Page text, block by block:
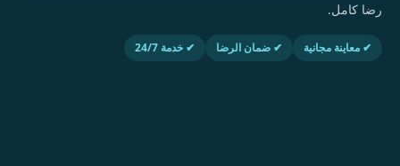
رضا كامل.
✔ معاينة مجانية ✔ ضمان الرضا ✔ خدمة 24/7